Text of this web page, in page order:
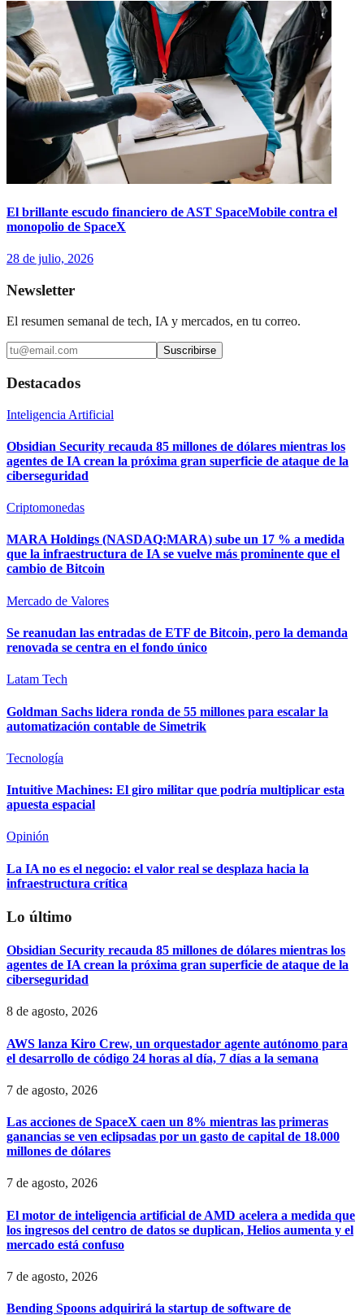
El brillante escudo financiero de AST SpaceMobile contra el
monopolio de SpaceX
28 de julio, 2026
Newsletter
El resumen semanal de tech, IA y mercados, en tu correo.
Suscribirse
Destacados
Inteligencia Artificial
Obsidian Security recauda 85 millones de dólares mientras los
agentes de IA crean la próxima gran superficie de ataque de la
ciberseguridad
Criptomonedas
MARA Holdings (NASDAQ:MARA) sube un 17 % a medida
que la infraestructura de IA se vuelve más prominente que el
cambio de Bitcoin
Mercado de Valores
Se reanudan las entradas de ETF de Bitcoin, pero la demanda
renovada se centra en el fondo único
Latam Tech
Goldman Sachs lidera ronda de 55 millones para escalar la
automatización contable de Simetrik
Tecnología
Intuitive Machines: El giro militar que podría multiplicar esta
apuesta espacial
Opinión
La IA no es el negocio: el valor real se desplaza hacia la
infraestructura crítica
Lo último
Obsidian Security recauda 85 millones de dólares mientras los
agentes de IA crean la próxima gran superficie de ataque de la
ciberseguridad
8 de agosto, 2026
AWS lanza Kiro Crew, un orquestador agente autónomo para
el desarrollo de código 24 horas al día, 7 días a la semana
7 de agosto, 2026
Las acciones de SpaceX caen un 8% mientras las primeras
ganancias se ven eclipsadas por un gasto de capital de 18.000
millones de dólares
7 de agosto, 2026
El motor de inteligencia artificial de AMD acelera a medida que
los ingresos del centro de datos se duplican, Helios aumenta y el
mercado está confuso
7 de agosto, 2026
Bending Spoons adquirirá la startup de software de